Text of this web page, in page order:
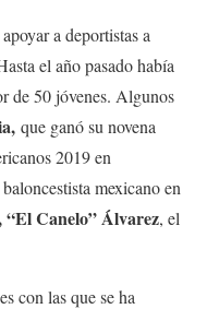
a deportistas a
el año pasado había
de 50 jóvenes. Algunos
que ganó su novena
2019 en
mexicano en
Canelo” Álvarez, el
con las que se ha